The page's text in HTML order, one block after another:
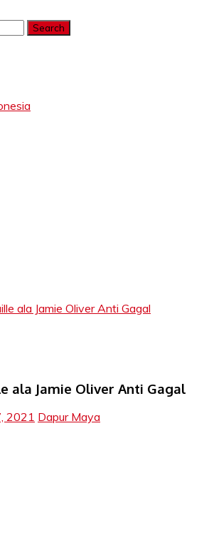
ala Jamie Oliver Anti Gagal
ala Jamie Oliver Anti Gagal
2021 Dapur Maya